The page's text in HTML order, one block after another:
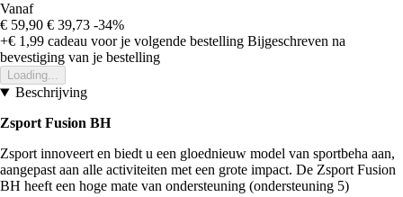
Vanaf
€ 59,90 € 39,73 -34%
+€ 1,99 cadeau voor je volgende bestelling Bijgeschreven na
bevestiging van je bestelling
Loading...
Beschrijving
Zsport Fusion BH
Zsport innoveert en biedt u een gloednieuw model van sportbeha aan,
aangepast aan alle activiteiten met een grote impact. De Zsport Fusion
BH heeft een hoge mate van ondersteuning (ondersteuning 5)